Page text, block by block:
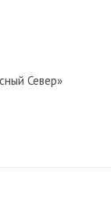
Север»